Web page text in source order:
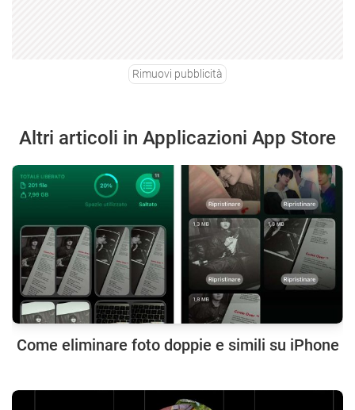
Rimuovi pubblicità
Altri articoli in Applicazioni App Store
Come eliminare foto doppie e simili su iPhone